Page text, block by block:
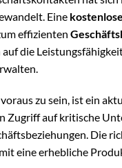
Eine
effizienten
die
zu sein, ist ein
Zugriff auf kritische
Die
eine erhebliche